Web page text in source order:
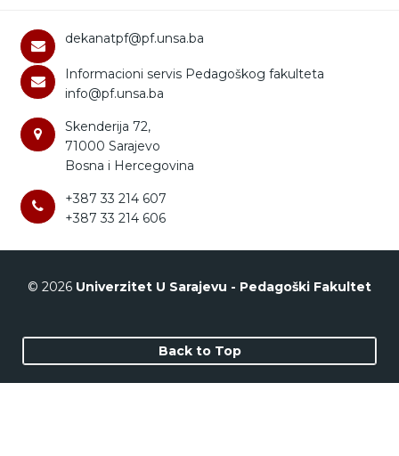
dekanatpf@pf.unsa.ba
Informacioni servis Pedagoškog fakulteta
info@pf.unsa.ba
Skenderija 72,
71000 Sarajevo
Bosna i Hercegovina
+387 33 214 607
+387 33 214 606
© 2026 Univerzitet U Sarajevu - Pedagoški Fakultet
Back to Top